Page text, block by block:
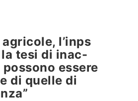
l’inps
tesi di inac-
possono essere
di quelle di